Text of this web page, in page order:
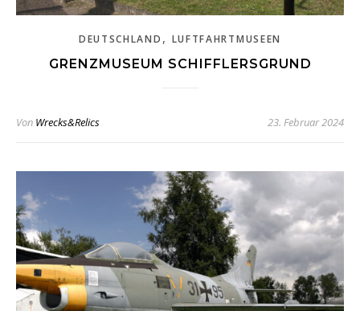
DEUTSCHLAND , LUFTFAHRTMUSEEN
GRENZMUSEUM SCHIFFLERSGRUND
Von Wrecks&Relics 23. Februar 2024